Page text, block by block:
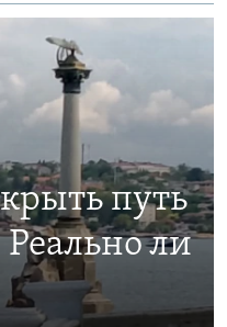
путь
ли